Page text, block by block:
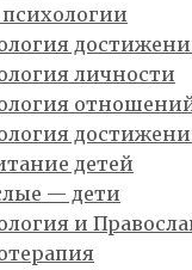
личности
детей
— дети
и